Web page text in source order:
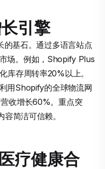
引擎
基石。通过多语言站点
场。例如，Shopify Plus
库存周转率20%以上。
用Shopify的全球物流网
收增长60%。重点突
容简洁可信赖。
疗健康合